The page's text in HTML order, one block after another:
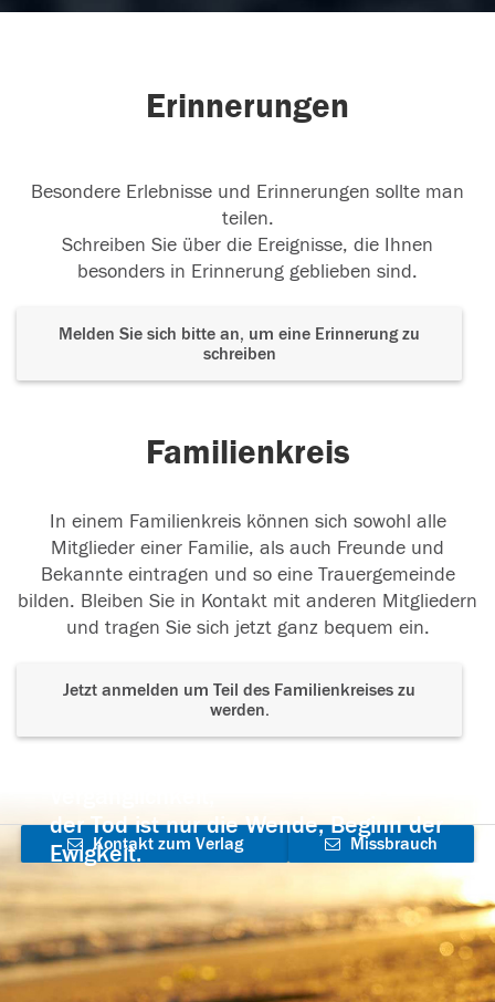
Erinnerungen
Besondere Erlebnisse und Erinnerungen sollte man
teilen.
Schreiben Sie über die Ereignisse, die Ihnen
besonders in Erinnerung geblieben sind.
Melden Sie sich bitte an, um eine Erinnerung zu
schreiben
Familienkreis
In einem Familienkreis können sich sowohl alle
Mitglieder einer Familie, als auch Freunde und
Bekannte eintragen und so eine Trauergemeinde
bilden. Bleiben Sie in Kontakt mit anderen Mitgliedern
und tragen Sie sich jetzt ganz bequem ein.
Jetzt anmelden um Teil des Familienkreises zu
werden.
der Tod ist nur die Wende, Beginn der
Ewigkeit.
Kontakt zum Verlag
aufnehmen
Missbrauch